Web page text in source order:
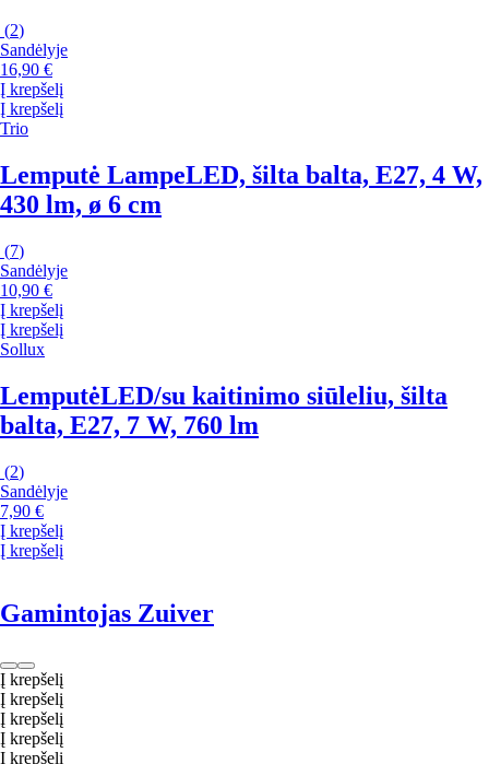
(2)
Sandėlyje
16,90 €
Į krepšelį
Į krepšelį
Trio
Lemputė LampeLED, šilta balta, E27, 4 W,
430 lm, ø 6 cm
(7)
Sandėlyje
10,90 €
Į krepšelį
Į krepšelį
Sollux
LemputėLED/su kaitinimo siūleliu, šilta
balta, E27, 7 W, 760 lm
(2)
Sandėlyje
7,90 €
Į krepšelį
Į krepšelį
Gamintojas Zuiver
Į krepšelį
Į krepšelį
Į krepšelį
Į krepšelį
Į krepšelį